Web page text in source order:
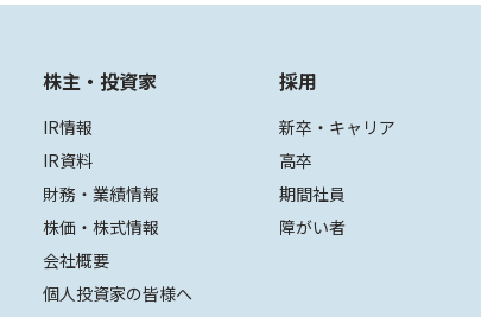
株主・投資家
IR情報
IR資料
財務・業績情報
株価・株式情報
会社概要
個人投資家の皆様へ
採用
新卒・キャリア
高卒
期間社員
障がい者